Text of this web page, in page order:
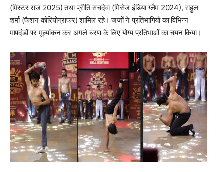
(मिस्टर राज 2025) तथा प्रीति सचदेवा (मिसेज इंडिया ग्लैम 2024), राहुल
शर्मा (फैशन कोरियोग्राफर) शामिल रहे। जजों ने प्रतिभागियों का विभिन्न
मापदंडों पर मूल्यांकन कर अगले चरण के लिए योग्य प्रतिभाओं का चयन किया।